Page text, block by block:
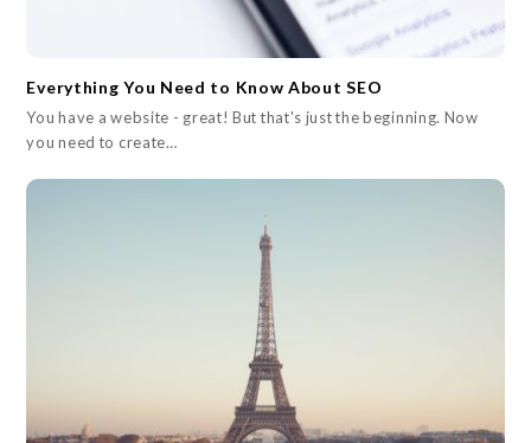
Everything You Need to Know About SEO
You have a website - great! But that's just the beginning. Now
you need to create…